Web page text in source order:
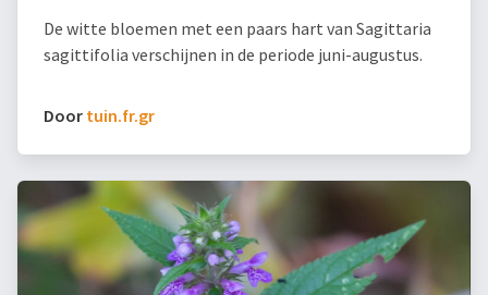
De witte bloemen met een paars hart van Sagittaria
sagittifolia verschijnen in de periode juni-augustus.
Door tuin.fr.gr